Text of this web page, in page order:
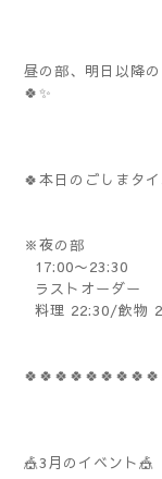
昼の部、明日以降
🍀✨️
🍀本日のごしまタ
※夜の部
17:00〜23:30
ラストオーダー
料理 22:30/飲物
🎪3月のイベント🎪